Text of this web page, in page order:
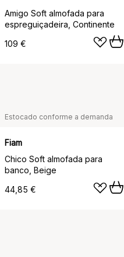
Amigo Soft almofada para
espreguiçadeira, Continente
109 €
Estocado conforme a demanda
Fiam
Chico Soft almofada para
banco, Beige
44,85 €